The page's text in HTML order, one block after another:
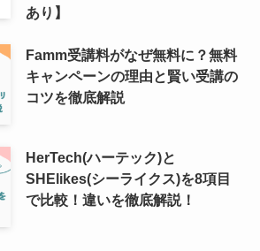
あり】
Famm受講料がなぜ無料に？無料
キャンペーンの理由と賢い受講の
コツを徹底解説
HerTech(ハーテック)と
SHElikes(シーライクス)を8項目
で比較！違いを徹底解説！